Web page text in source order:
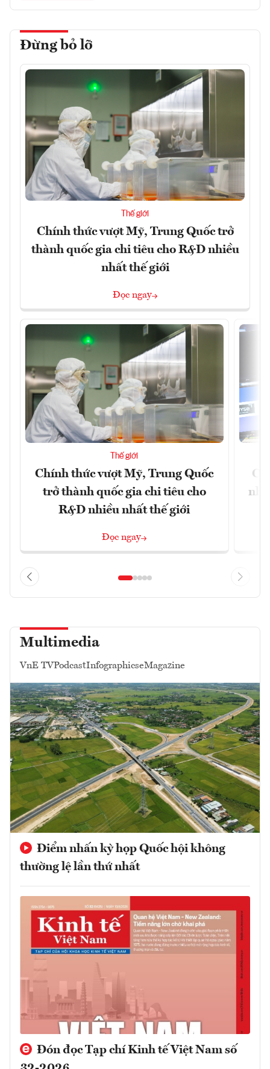
Đừng bỏ lỡ
Thế giới
Chính thức vượt Mỹ, Trung Quốc trở
thành quốc gia chi tiêu cho R&D nhiều
nhất thế giới
Đọc ngay
Thế giới
Chính thức vượt Mỹ, Trung Quốc
trở thành quốc gia chi tiêu cho
R&D nhiều nhất thế giới
Đọc ngay
Multimedia
VnE TVPodcastInfographicseMagazine
Điểm nhấn kỳ họp Quốc hội không
thường lệ lần thứ nhất
Đón đọc Tạp chí Kinh tế Việt Nam số